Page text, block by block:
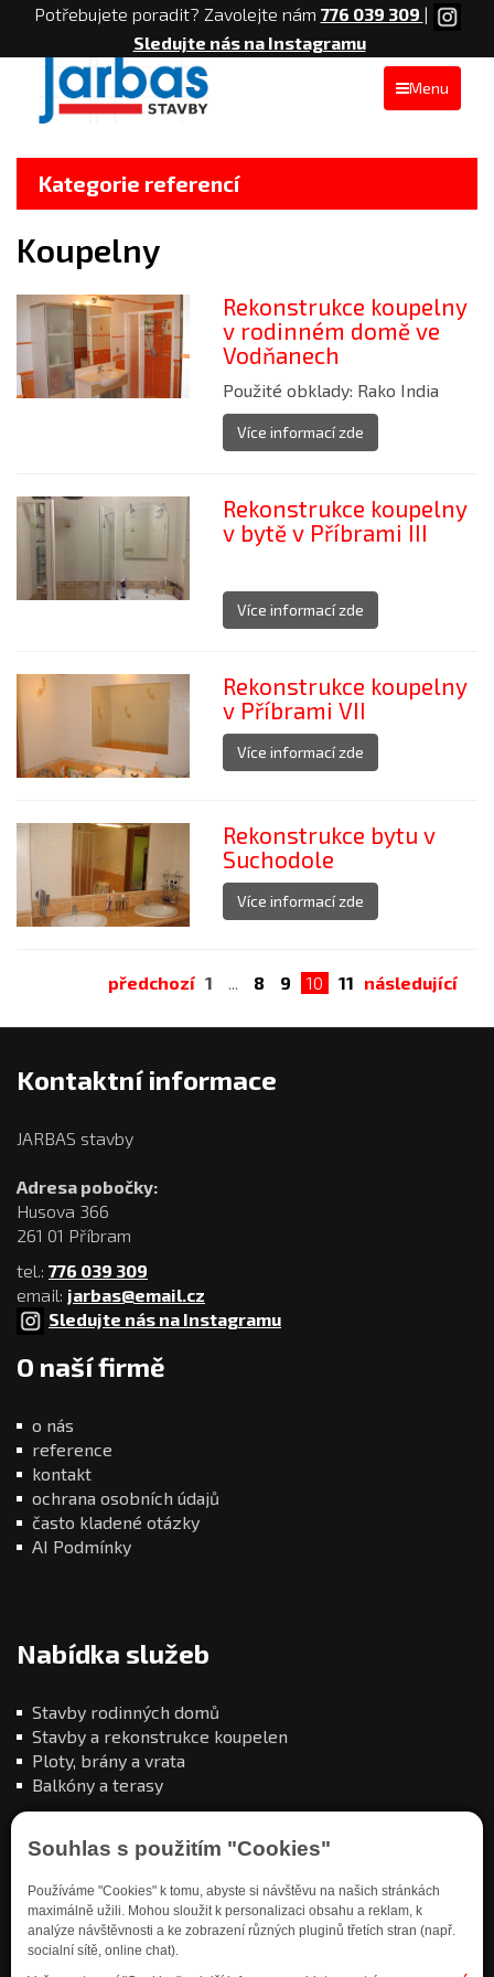
Souhlas s použitím "Cookies"
Používáme "Cookies" k tomu, abyste si návštěvu na našich stránkách
maximálně užili. Mohou sloužit k personalizaci obsahu a reklam, k
analýze návštěvnosti a ke zobrazení různých pluginů třetích stran (např.
socialní sítě, online chat).
Potřebujete poradit? Zavolejte nám 776 039 309 |
Sledujte nás na Instagramu
Menu
Kategorie referencí
Koupelny
Rekonstrukce koupelny
v rodinném domě ve
Vodňanech
Použité obklady: Rako India
Více informací zde
Rekonstrukce koupelny
v bytě v Příbrami III
Více informací zde
Rekonstrukce koupelny
v Příbrami VII
Více informací zde
Rekonstrukce bytu v
Suchodole
Více informací zde
předchozí 1 8 9 10 11 následující
Kontaktní informace
JARBAS stavby
Adresa pobočky:
Husova 366
261 01 Příbram
tel.: 776 039 309
email: jarbas@email.cz
Sledujte nás na Instagramu
O naší firmě
o nás
reference
kontakt
ochrana osobních údajů
často kladené otázky
AI Podmínky
Nabídka služeb
Stavby rodinných domů
Stavby a rekonstrukce koupelen
Ploty, brány a vrata
Balkóny a terasy
Kde nás najdete